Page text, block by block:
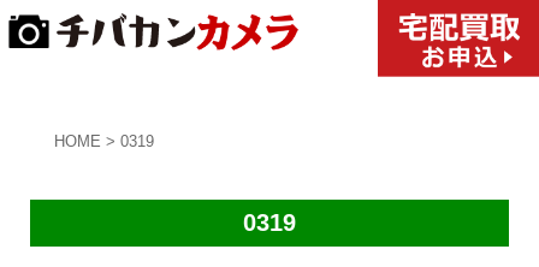
HOME > 0319
0319